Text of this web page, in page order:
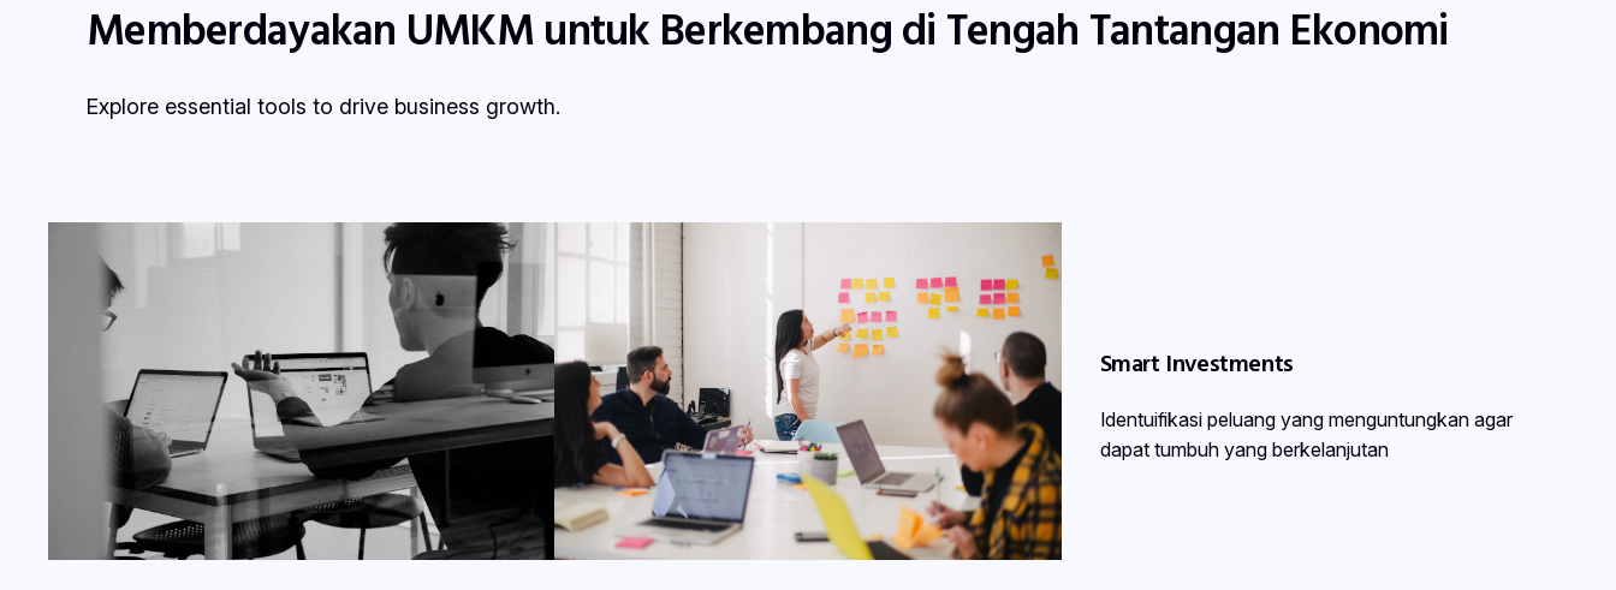
Memberdayakan UMKM untuk Berkembang di Tengah Tantangan Ekonomi
Explore essential tools to drive business growth.
Smart Investments
Identuifikasi peluang yang menguntungkan agar
dapat tumbuh yang berkelanjutan